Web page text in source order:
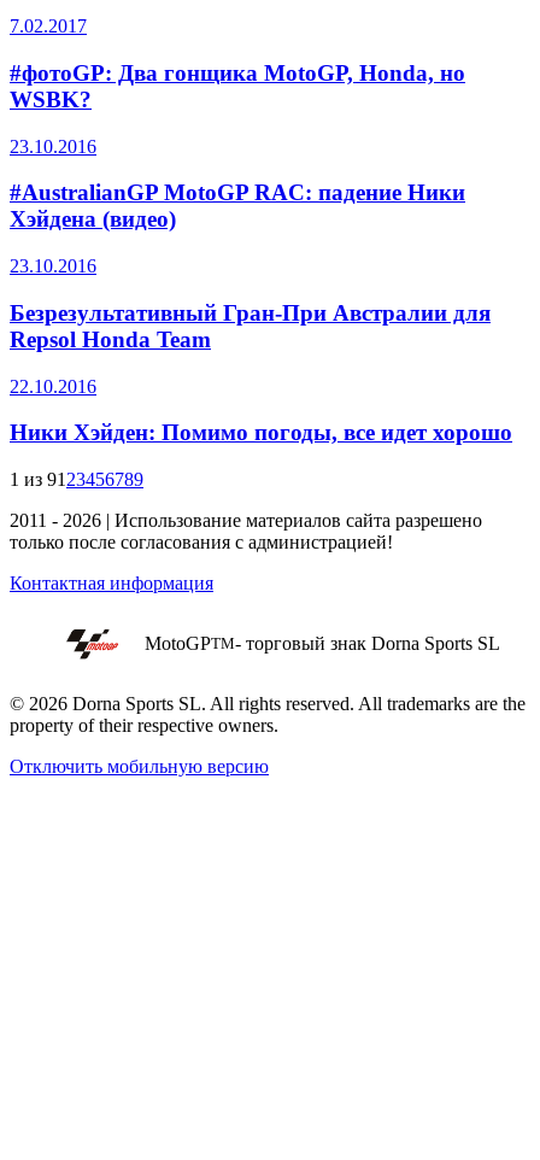
7.02.2017
#фотоGP: Два гонщика MotoGP, Honda, но
WSBK?
23.10.2016
#AustralianGP MotoGP RAC: падение Ники
Хэйдена (видео)
23.10.2016
Безрезультативный Гран-При Австралии для
Repsol Honda Team
22.10.2016
Ники Хэйден: Помимо погоды, все идет хорошо
1 из 91 23456789
2011 - 2026 | Использование материалов сайта разрешено
только после согласования с администрацией!
Контактная информация
MotoGPTM- торговый знак Dorna Sports SL
© 2026 Dorna Sports SL. All rights reserved. All trademarks are the
property of their respective owners.
Отключить мобильную версию